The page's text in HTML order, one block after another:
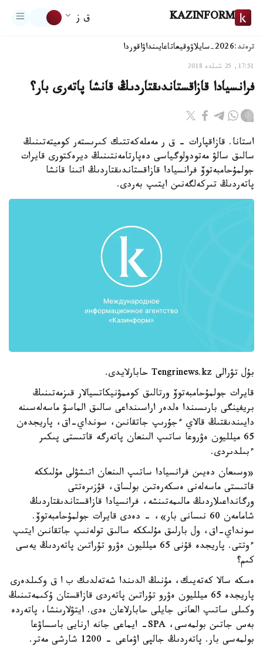
KAZINFORM ق ز
ترەند:2026-سايلاۋ وقيعاتاعايىنداۋاقوردا
17:51, 25 شىلدە 2018
فرانسيادا قازاقستاندىقتاردىڭ قانشا پاتەرى بار؟
استانا. قازاقپارات - ق ر مەملەكەتتىك كىرىستەر كوميتەتىنىڭ
سالىق سالۋ مەتودولوگياسى دەپارتامەنتىنىڭ ديرەكتورى قايرات
جولمۇحامبەتوۆ فرانسيادا قازاقستاندىقتاردىڭ اتىنا قانشا
پاتەردىڭ تىركەلگەنىن ايتىپ بەردى.
بۇل تۋرالى Tengrinews.kz حابارلايدى.
قايرات جولمۇحامبەتوۆ ورتالىق كوممۋنيكاتسيالار قىزمەتىنىڭ
بريفينگى بارىسىندا ەلدەر اراسىنداعى سالىق الماسۋ ماسەلەسىنە
دايىندىقتىڭ قالاي ءجۇرىپ جاتقانىن، سونداي-اق، پاريجدەن
65 ميلليون ەۋروعا ساتىپ الىنعان پاتەرگە قاتىستى پىكىر
ءبىلدىردى.
«وسىعان دەيىن فرانسيادا ساتىپ الىنعان اتىشۋلى مۇلىككە
قاتىستى ماسەلەنى ەسكەرەتىن بولساق، قۇزىرەتتى
ورگانداعىلاردىڭ مالىمەتىنشە، فرانسيادا قازاقستاندىقتاردىڭ
شامامەن 60 نىسانى بار»، - دەدى قايرات جولمۇحامبەتوۆ.
سونداي-اق، ول بارلىق مۇلىككە سالىق تولەنىپ جاتقانىن ايتىپ
ءوتتى. پاريجدە قۇنى 65 ميلليون ەۋرو تۇراتىن پاتەردىڭ يەسى
كىم؟
ەسكە سالا كەتەيىك، مۇنىڭ الدىندا شەتەلدىك ب ا ق وكىلدەرى
پاريجدە 65 ميلليون ەۋرو تۇراتىن پاتەردى قازاقستان ۇكىمەتىنىڭ
وكىلى ساتىپ العانى جايلى حابارلاعان ەدى. ايتۋلارىنشا، پاتەردە
بەس جاتىن بولمەسى، SPA- ايماعى جانە ارنايى باسساۋعا
بولمەسى بار. پاتەردىڭ جالپى اۋماعى - 1200 شارشى مەتر.